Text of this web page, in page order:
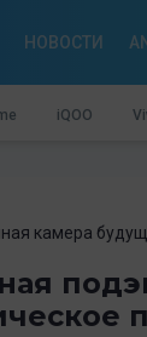
НОВОСТИ
iQOO
камера